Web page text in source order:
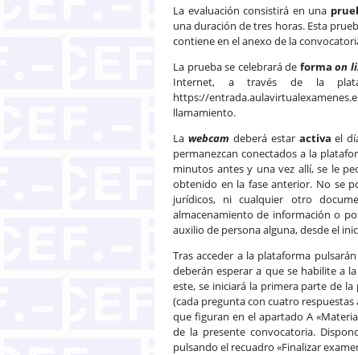
La evaluación consistirá en una
una duración de tres horas. Esta
contiene en el anexo de la
La prueba se celebrará de formaon
Internet, a través de la
https://
llamamiento.
La webcam deberá estar activa el
permanezcan conectados a la
minutos antes y una vez allí, se le
obtenido en la fase anterior. No se
jurídicos, ni cualquier otro
almacenamiento de información o
auxilio de persona alguna, desde el
Tras acceder a la plataforma
deberán esperar a que se habilite a
este, se iniciará la primera parte de
(cada pregunta con cuatro
que figuran en el apartado A
de la presente convocatoria.
pulsando el recuadro «Finalizar